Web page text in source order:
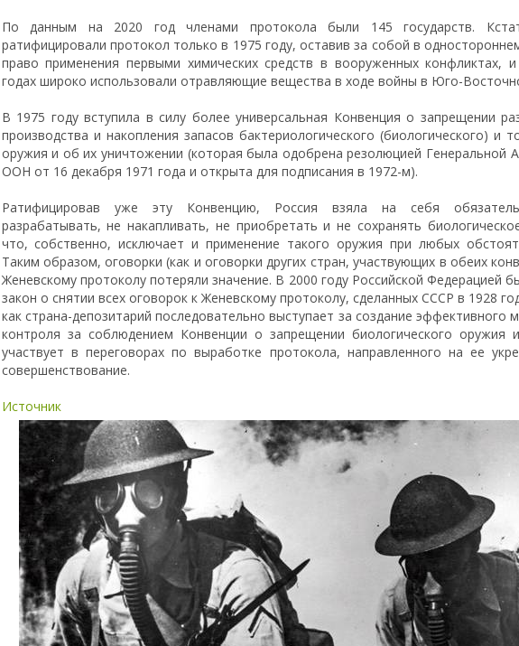
По данным на 2020 год членами протокола были 145 государств.
ратифицировали протокол только в 1975 году, оставив за собой в
право применения первыми химических средств в вооруженных конфликтах,
годах широко использовали отравляющие вещества в ходе войны в Юго-
В 1975 году вступила в силу более универсальная Конвенция о запрещении
производства и накопления запасов бактериологического (биологического) и
оружия и об их уничтожении (которая была одобрена резолюцией Генеральной
ООН от 16 декабря 1971 года и открыта для подписания в 1972-м).
Ратифицировав уже эту Конвенцию, Россия взяла на себя
разрабатывать, не накапливать, не приобретать и не сохранять
что, собственно, исключает и применение такого оружия при любых
Таким образом, оговорки (как и оговорки других стран, участвующих в обеих
Женевскому протоколу потеряли значение. В 2000 году Российской Федерацией
закон о снятии всех оговорок к Женевскому протоколу, сделанных СССР в 1928
как страна-депозитарий последовательно выступает за создание эффективного
контроля за соблюдением Конвенции о запрещении биологического оружия
участвует в переговорах по выработке протокола, направленного на ее
совершенствование.
Источник